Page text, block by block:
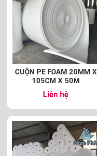
CUỘN PE FOAM 20MM X
105CM X 50M
Liên hệ